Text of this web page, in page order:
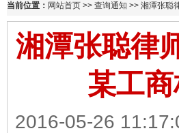
当前位置： 网站首页 >> 查询通知 >> 湘潭张聪
湘潭张聪律
某工
2016-05-26